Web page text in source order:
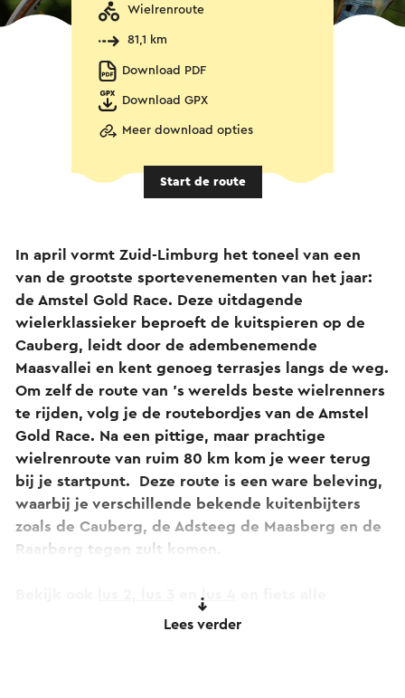
Wielrenroute
81,1 km
Download PDF
Download GPX
Meer download opties
Start de route
In april vormt Zuid-Limburg het toneel van een
van de grootste sportevenementen van het jaar:
de Amstel Gold Race. Deze uitdagende
wielerklassieker beproeft de kuitspieren op de
Cauberg, leidt door de adembenemende
Maasvallei en kent genoeg terrasjes langs de weg.
Om zelf de route van ’s werelds beste wielrenners
te rijden, volg je de routebordjes van de Amstel
Gold Race. Na een pittige, maar prachtige
wielrenroute van ruim 80 km kom je weer terug
bij je startpunt. Deze route is een ware beleving,
waarbij je verschillende bekende kuitenbijters
zoals de Cauberg, de Adsteeg de Maasberg en de
Raarberg tegen zult komen.
enlus 4
routedelen van de Amstel Gold Race.
Lees verder